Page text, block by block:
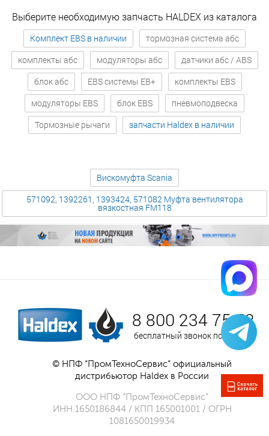
Выберите необходимую запчасть HALDEX из каталога
Комплект EBS в наличии
тормозная система абс
комплекты абс
модуляторы абс
датчики абс / ABS
блок абс
EBS системы EB+
комплекты EBS
модуляторы EBS
блок EBS
пневмоподвеска
Тормозные рычаги
запчасти Haldex в наличии
Вискомуфта Scania
571092, 1392261, 1393424, 571082 Муфта вентилятора
вязкостная FM118
8 800 234 75 52
бесплатный звонок по России
© НПФ “ПромТехноСервис” официальный
дистрибьютор Haldex в России
ООО НПФ “ПромТехноСервис”
ИНН 1650186844 / КПП 165001001 / ОГРН
1081650019934